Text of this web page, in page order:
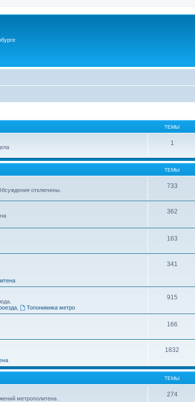
ТЕМЫ
1
ТЕМЫ
отключены.
733
362
163
341
, Топонимика метро
915
166
1832
ТЕМЫ
метрополитена .
274